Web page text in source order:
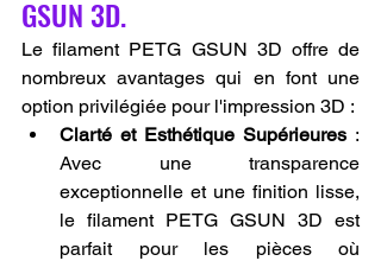
GSUN 3D.
Le filament PETG GSUN 3D offre de
nombreux avantages qui en font une
option privilégiée pour l'impression 3D :
Clarté et Esthétique Supérieures :
Avec une transparence
exceptionnelle et une finition lisse,
le filament PETG GSUN 3D est
parfait pour les pièces où